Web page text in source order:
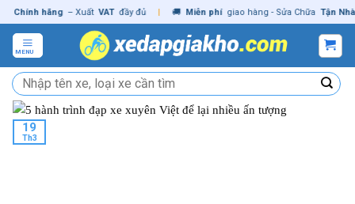
Skip
to
content
hãng – Xuất VAT đầy đủ | 🚚 Miễn phí giao hàng - Sửa Chữa Tận Nhà ✓
MENU
Tìm
kiếm:
19
Th3